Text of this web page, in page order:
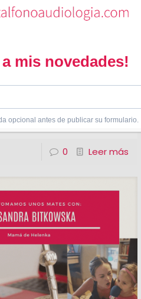
auditiva: Más
otras al escuchar,
tranquilos? Puedes
en Youtube Un estudio
0 Leer más